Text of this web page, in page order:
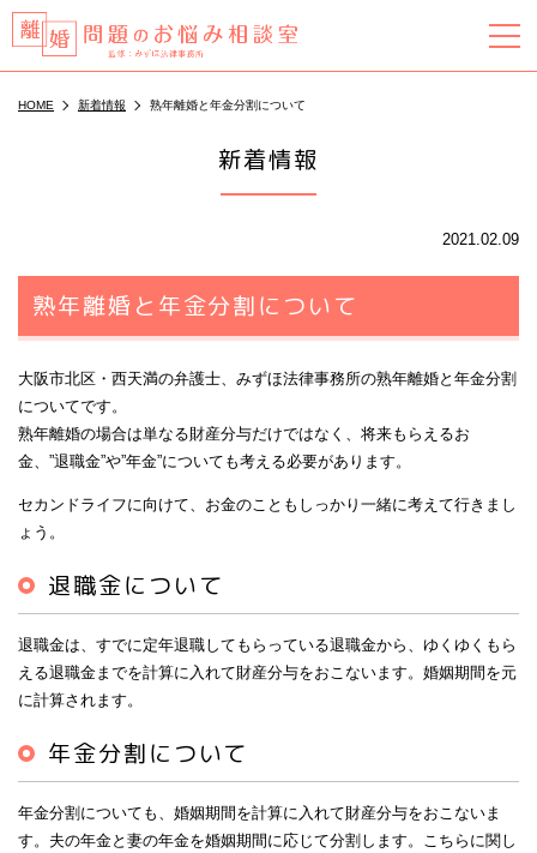
HOME 新着情報 熟年離婚と年金分割について
新着情報
2021.02.09
熟年離婚と年金分割について
大阪市北区・西天満の弁護士、みずほ法律事務所の熟年離婚と年金分割
についてです。
熟年離婚の場合は単なる財産分与だけではなく、将来もらえるお
金、”退職金”や”年金”についても考える必要があります。
セカンドライフに向けて、お金のこともしっかり一緒に考えて行きまし
ょう。
退職金について
退職金は、すでに定年退職してもらっている退職金から、ゆくゆくもら
える退職金までを計算に入れて財産分与をおこないます。婚姻期間を元
に計算されます。
年金分割について
年金分割についても、婚姻期間を計算に入れて財産分与をおこないま
す。夫の年金と妻の年金を婚姻期間に応じて分割します。こちらに関し